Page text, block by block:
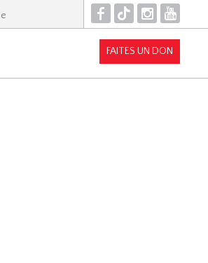
F T I Y
FAITES UN DON